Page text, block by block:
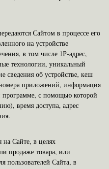
Сайтом в процессе его
на устройстве
в том числе 1Р-адрес,
технологии, уникальный
сведения об устройстве, кеш
приложений, информация
программе, с помощью которой
время доступа, адрес
на Сайте, в целях
продаже товара, или
пользователей Сайта, в